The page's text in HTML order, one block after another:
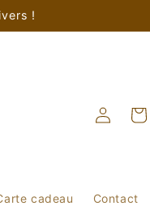
!
cadeau Contact
ConnexionPanier